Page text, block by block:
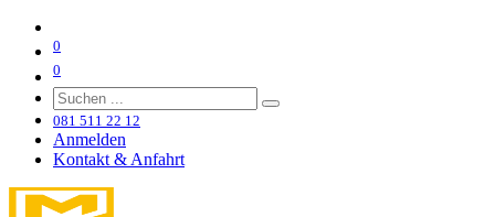
0
0
081 511 22 12
Anmelden
Kontakt & Anfahrt